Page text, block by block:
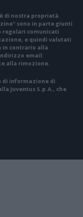
di nostra proprietà.
sono in parte giunti
regolari comunicati
e quindi valutati
in contrario alla
email:
alla rimozione.
di informazione di
Juventus S.p.A., che